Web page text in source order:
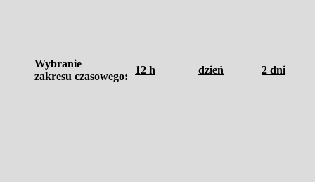
Wybranie
zakresu czasowego:
12 h dzień 2 dni